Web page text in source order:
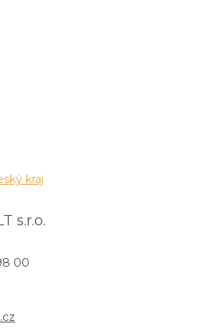
kraj
s.r.o.
00